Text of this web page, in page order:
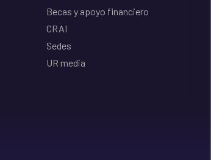
Becas y apoyo financiero
CRAI
Sedes
UR media